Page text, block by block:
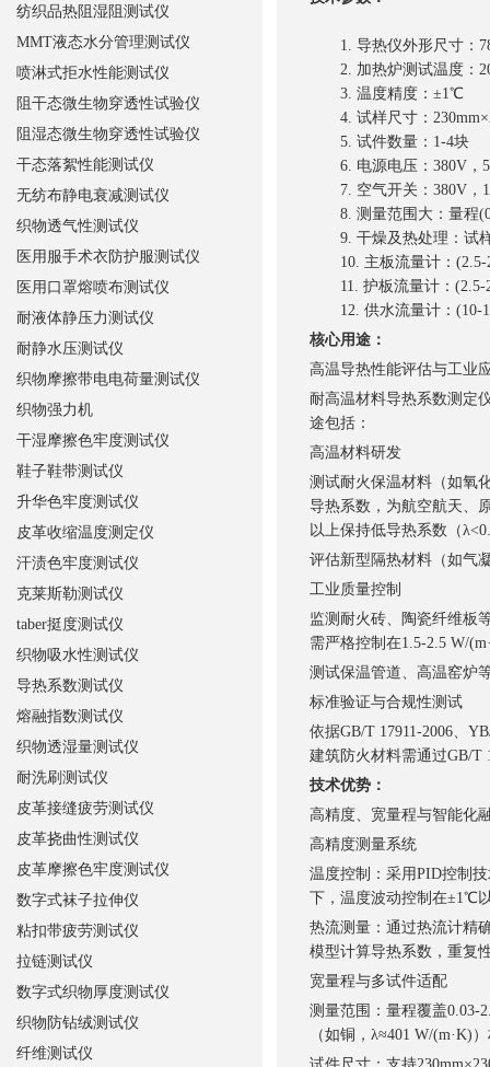
1. 导热仪外形尺寸：
2. 加热炉测试温度：
3. 温度精度：±1℃
4. 试样尺寸：
5. 试件数量：1-4块
6. 电源电压：380V，
7. 空气开关：380V，
8. 测量范围大：量程
9. 干燥及热处理：试样
10. 主板流量计：(2.5-
11. 护板流量计：(2.5-
12. 供水流量计：(10-
核心用途：
高温导热性能评估与工业
耐高温材料导热系数测定
途包括：
高温材料研发
测试耐火保温材料（如氧
导热系数，为航空航天、
以上保持低导热系数（
评估新型隔热材料（如气
工业质量控制
监测耐火砖、陶瓷纤维板
需严格控制在1.5-2.5 W/
测试保温管道、高温窑炉
标准验证与合规性测试
依据GB/T 17911-2006、
建筑防火材料需通过GB/T
技术优势：
高精度、宽量程与智能化
高精度测量系统
温度控制：采用PID控制
下，温度波动控制在±1℃
热流测量：通过热流计精
模型计算导热系数，重复
宽量程与多试件适配
测量范围：量程覆盖0.03-
（如铜，λ≈401 W/(m·K)
纺织品热阻湿阻测试仪
MMT液态水分管理测试仪
喷淋式拒水性能测试仪
阻干态微生物穿透性试验仪
阻湿态微生物穿透性试验仪
干态落絮性能测试仪
无纺布静电衰减测试仪
织物透气性测试仪
医用服手术衣防护服测试仪
医用口罩熔喷布测试仪
耐液体静压力测试仪
耐静水压测试仪
织物摩擦带电电荷量测试仪
织物强力机
干湿摩擦色牢度测试仪
鞋子鞋带测试仪
升华色牢度测试仪
皮革收缩温度测定仪
汗渍色牢度测试仪
克莱斯勒测试仪
taber挺度测试仪
织物吸水性测试仪
导热系数测试仪
熔融指数测试仪
织物透湿量测试仪
耐洗刷测试仪
皮革接缝疲劳测试仪
皮革挠曲性测试仪
皮革摩擦色牢度测试仪
数字式袜子拉伸仪
粘扣带疲劳测试仪
拉链测试仪
数字式织物厚度测试仪
织物防钻绒测试仪
纤维测试仪